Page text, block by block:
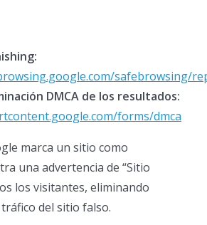
safebrowsing/
DMCA de los resultados:
forms/dmca
marca un sitio como
una advertencia de “Sitio
los visitantes, eliminando
del sitio falso.